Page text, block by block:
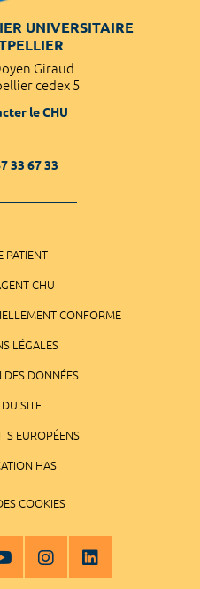
UNIVERSITAIRE
Giraud
cedex 5
le CHU
33 67 33
PATIENT
CHU
CONFORME
LÉGALES
DES DONNÉES
SITE
EUROPÉENS
HAS
COOKIES